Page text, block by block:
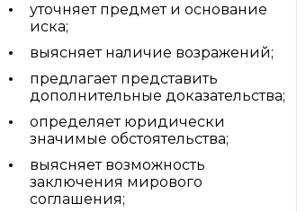
уточняет предмет и основание
иска;
выясняет наличие возражений;
предлагает представить
дополнительные доказательства;
определяет юридически
значимые обстоятельства;
выясняет возможность
заключения мирового
соглашения;